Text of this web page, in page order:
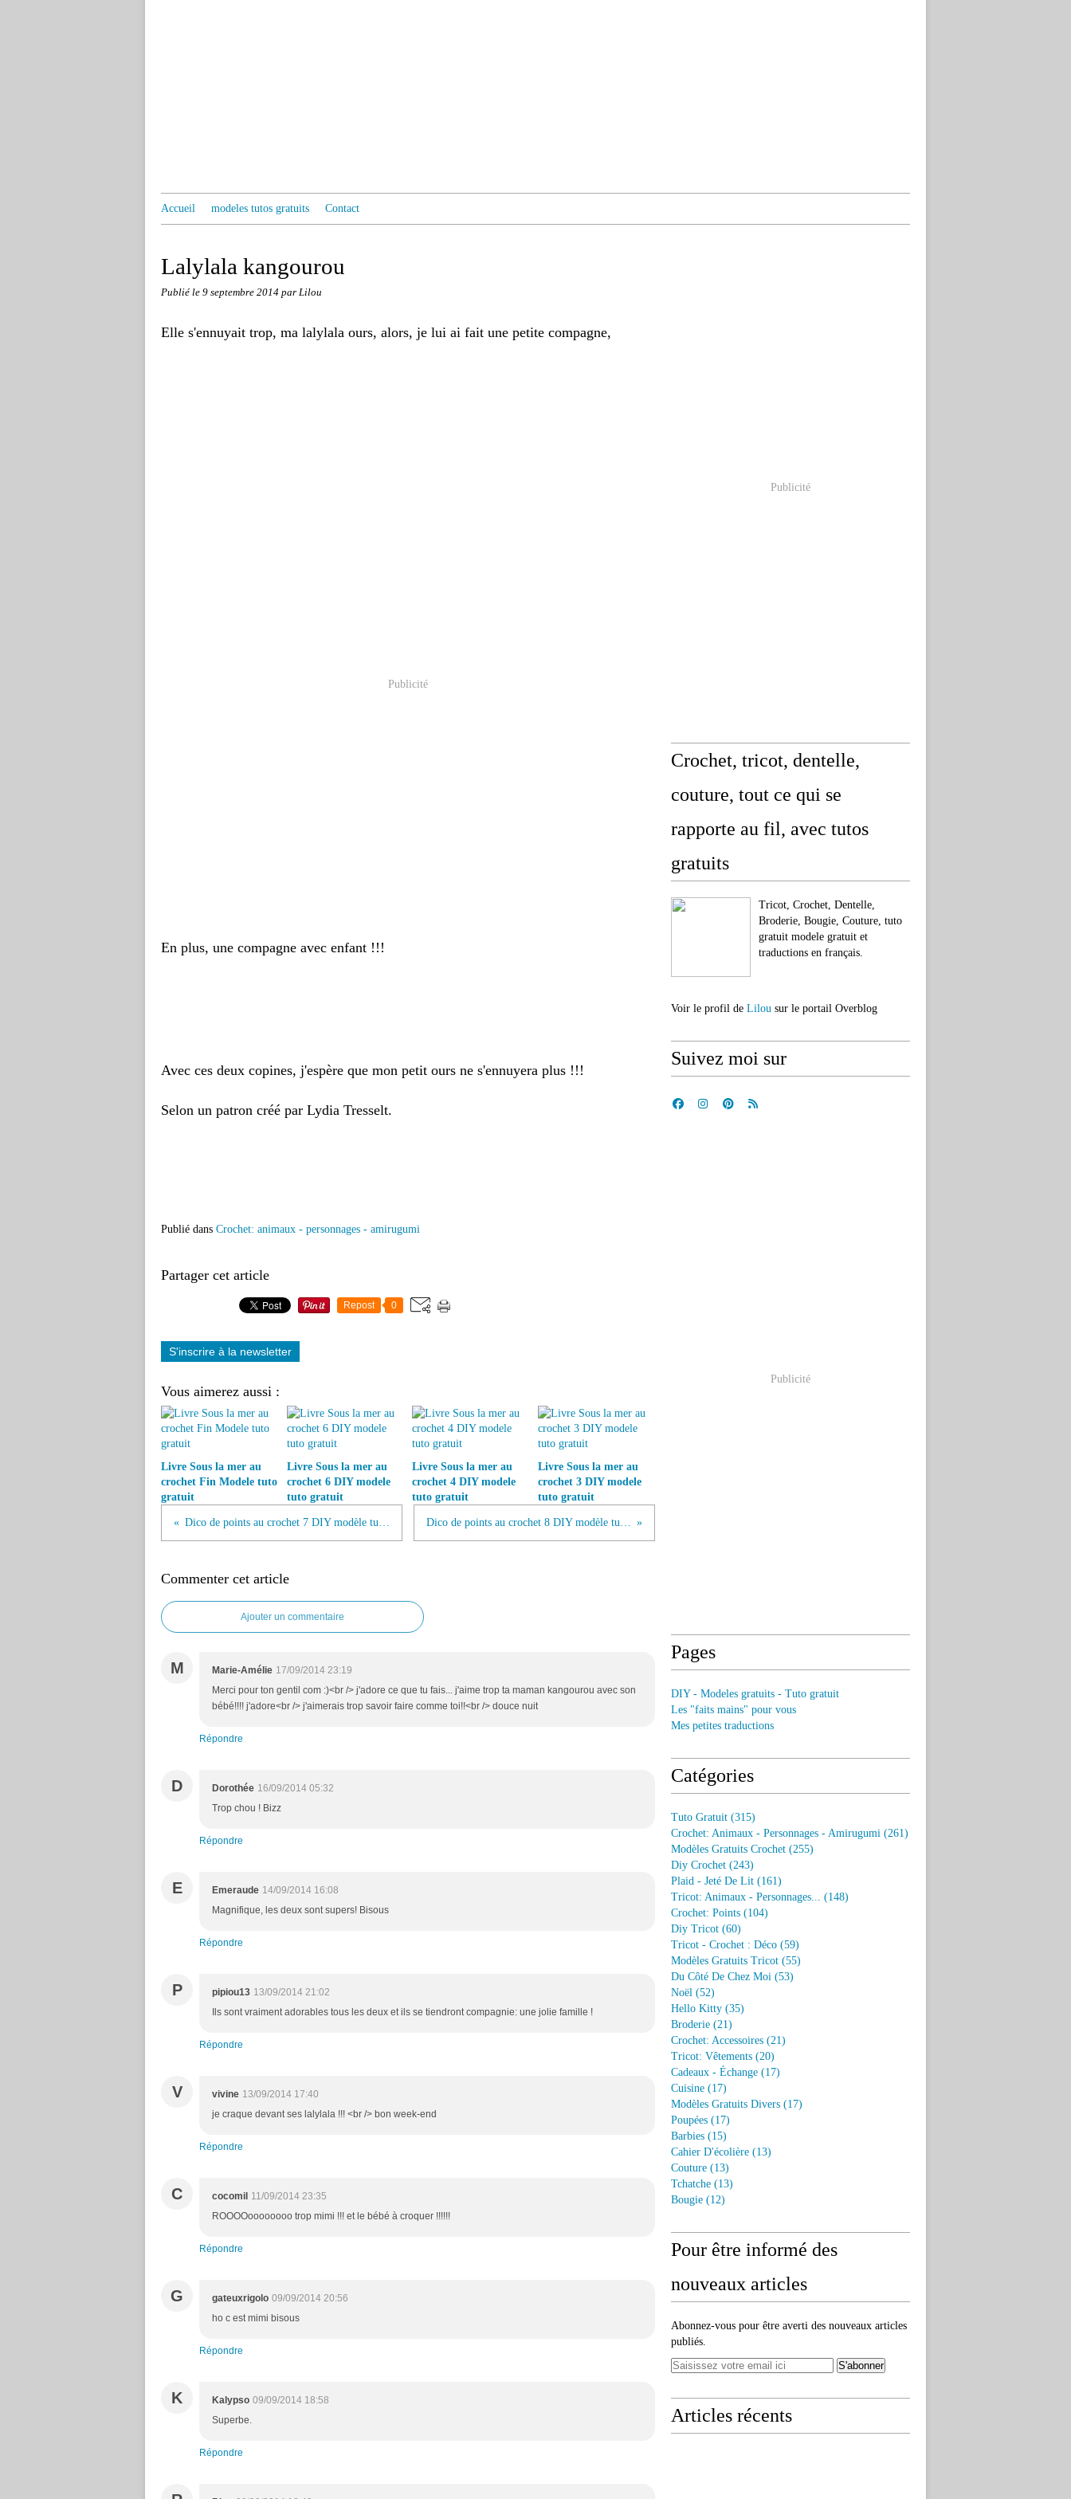
Accueil modeles tutos gratuits Contact
Lalylala kangourou
Publié le 9 septembre 2014 par Lilou
Elle s'ennuyait trop, ma lalylala ours, alors, je lui ai fait une petite compagne,
Publicité
En plus, une compagne avec enfant !!!
Avec ces deux copines, j'espère que mon petit ours ne s'ennuyera plus !!!
Selon un patron créé par Lydia Tresselt.
Publié dans Crochet: animaux - personnages - amirugumi
Partager cet article
Repost 0
S'inscrire à la newsletter
Vous aimerez aussi :
Livre Sous la mer au
crochet Fin Modele tuto
gratuit
Livre Sous la mer au
crochet 6 DIY modele
tuto gratuit
Livre Sous la mer au
crochet 4 DIY modele
tuto gratuit
Livre Sous la mer au
crochet 3 DIY modele
tuto gratuit
Dico de points au crochet 7 DIY modèle tuto gratuit Dico de points au crochet 8 DIY modèle tuto gratuit
Commenter cet article
Ajouter un commentaire
M Marie-Amélie 17/09/2014 23:19
Merci pour ton gentil com :)<br /> j'adore ce que tu fais... j'aime trop ta maman kangourou avec son
bébé!!!! j'adore<br /> j'aimerais trop savoir faire comme toi!!<br /> douce nuit
Répondre
D Dorothée 16/09/2014 05:32
Trop chou ! Bizz
Répondre
E Emeraude 14/09/2014 16:08
Magnifique, les deux sont supers! Bisous
Répondre
P pipiou13 13/09/2014 21:02
Ils sont vraiment adorables tous les deux et ils se tiendront compagnie: une jolie famille !
Répondre
V vivine 13/09/2014 17:40
je craque devant ses lalylala !!! <br /> bon week-end
Répondre
C cocomil 11/09/2014 23:35
ROOOOoooooooo trop mimi !!! et le bébé à croquer !!!!!!
Répondre
G gateuxrigolo 09/09/2014 20:56
ho c est mimi bisous
Répondre
K Kalypso 09/09/2014 18:58
Superbe.
Répondre
Publicité
Crochet, tricot, dentelle,
couture, tout ce qui se
rapporte au fil, avec tutos
gratuits
Tricot, Crochet, Dentelle,
Broderie, Bougie, Couture, tuto
gratuit modele gratuit et
traductions en français.
Voir le profil de Lilou sur le portail Overblog
Suivez moi sur
Publicité
Pages
DIY - Modeles gratuits - Tuto gratuit
Les "faits mains" pour vous
Mes petites traductions
Catégories
Tuto Gratuit (315)
Crochet: Animaux - Personnages - Amirugumi (261)
Modèles Gratuits Crochet (255)
Diy Crochet (243)
Plaid - Jeté De Lit (161)
Tricot: Animaux - Personnages... (148)
Crochet: Points (104)
Diy Tricot (60)
Tricot - Crochet : Déco (59)
Modèles Gratuits Tricot (55)
Du Côté De Chez Moi (53)
Noël (52)
Hello Kitty (35)
Broderie (21)
Crochet: Accessoires (21)
Tricot: Vêtements (20)
Cadeaux - Échange (17)
Cuisine (17)
Modèles Gratuits Divers (17)
Poupées (17)
Barbies (15)
Cahier D'écolière (13)
Couture (13)
Tchatche (13)
Bougie (12)
Pour être informé des
nouveaux articles
Abonnez-vous pour être averti des nouveaux articles
publiés.
Articles récents